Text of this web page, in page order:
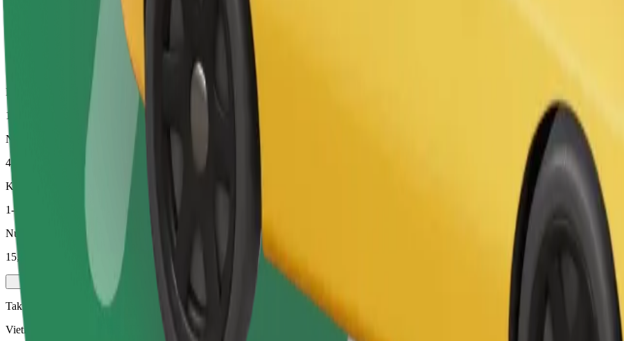
Standartinės „Bolt“ kelionės su greitesniu paėmimu
Numatoma kelionės trukmė
11 min.
Numatomas atstumas
4,6 km
Keleiviai
1-4
Numatoma kaina
15,60 €
Taksi
Vietinis taksi